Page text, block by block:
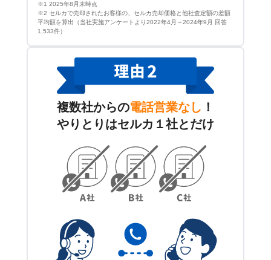
※1 2025年8月末時点
※2 セルカで売却されたお客様の、セルカ売却価格と他社査定額の差額
平均額を算出（当社実施アンケートより2022年4月～2024年9月 回答
1,533件）
複数社からの電話営業なし ！
やりとりはセルカ１社とだけ